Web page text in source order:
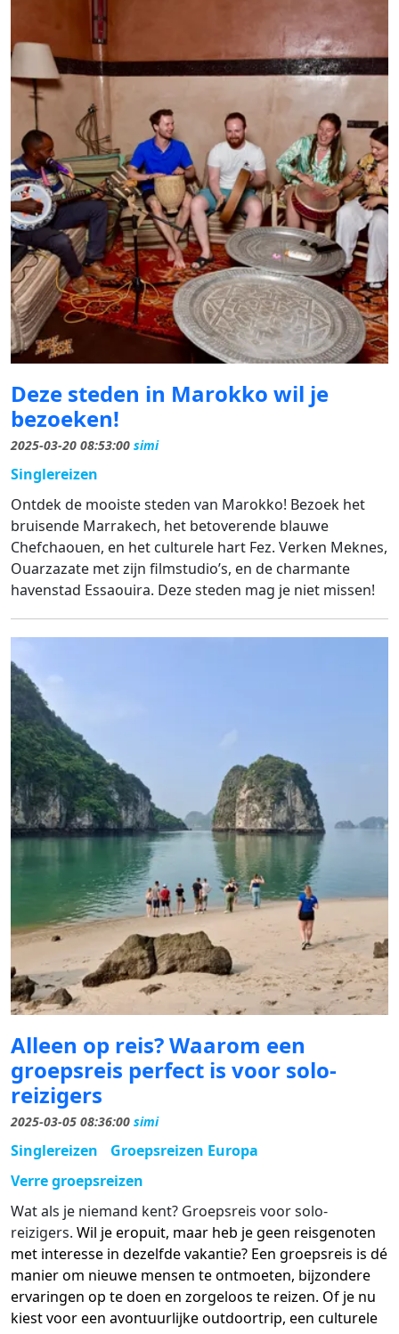
Deze steden in Marokko wil je
bezoeken!
2025-03-20 08:53:00 simi
Singlereizen
Ontdek de mooiste steden van Marokko! Bezoek het
bruisende Marrakech, het betoverende blauwe
Chefchaouen, en het culturele hart Fez. Verken Meknes,
Ouarzazate met zijn filmstudio’s, en de charmante
havenstad Essaouira. Deze steden mag je niet missen!
Alleen op reis? Waarom een
groepsreis perfect is voor solo-
reizigers
2025-03-05 08:36:00 simi
Singlereizen
Groepsreizen Europa
Verre groepsreizen
Wat als je niemand kent? Groepsreis voor solo-
reizigers. Wil je eropuit, maar heb je geen reisgenoten
met interesse in dezelfde vakantie? Een groepsreis is dé
manier om nieuwe mensen te ontmoeten, bijzondere
ervaringen op te doen en zorgeloos te reizen. Of je nu
kiest voor een avontuurlijke outdoortrip, een culturele